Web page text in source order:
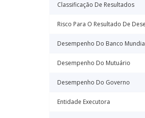
Classificação De Resultados
Risco Para O Resultado De
Desempenho Do Banco
Desempenho Do Mutuário
Desempenho Do Governo
Entidade Executora